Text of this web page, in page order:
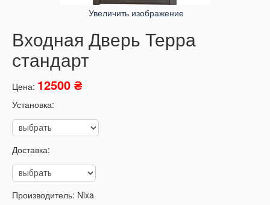
Увеличить изображение
Входная Дверь Терра
стандарт
Цена: 12500 ₴
Установка:
Доставка:
Производитель: Nixa